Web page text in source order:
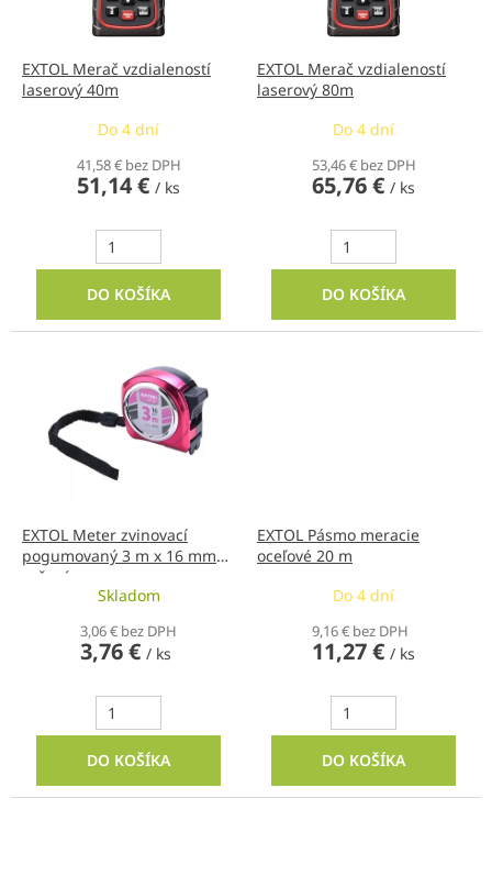
d
u
EXTOL Merač vzdialeností
laserový 40m
Do 4 dní
41,58 € bez DPH
51,14 € / ks
DO KOŠÍKA
EXTOL Merač vzdialeností
laserový 80m
Do 4 dní
53,46 € bez DPH
65,76 € / ks
DO KOŠÍKA
EXTOL Meter zvinovací
pogumovaný 3 m x 16 mm
ružový
Skladom
3,06 € bez DPH
3,76 € / ks
DO KOŠÍKA
EXTOL Pásmo meracie
oceľové 20 m
Do 4 dní
9,16 € bez DPH
11,27 € / ks
DO KOŠÍKA